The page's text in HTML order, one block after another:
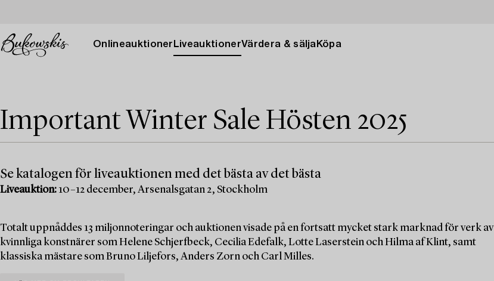
Onlineauktioner LiveauktionerVärdera & sälja Köpa
Important Winter Sale Hösten 2025
Se katalogen för liveauktionen med det bästa av det bästa
Liveauktion: 10–12 december, Arsenalsgatan 2, Stockholm
Totalt uppnåddes 13 miljonnoteringar och auktionen visade på en fortsatt mycket stark marknad för verk av
kvinnliga konstnärer som Helene Schjerfbeck, Cecilia Edefalk, Lotte Laserstein och Hilma af Klint, samt
klassiska mästare som Bruno Liljefors, Anders Zorn och Carl Milles.